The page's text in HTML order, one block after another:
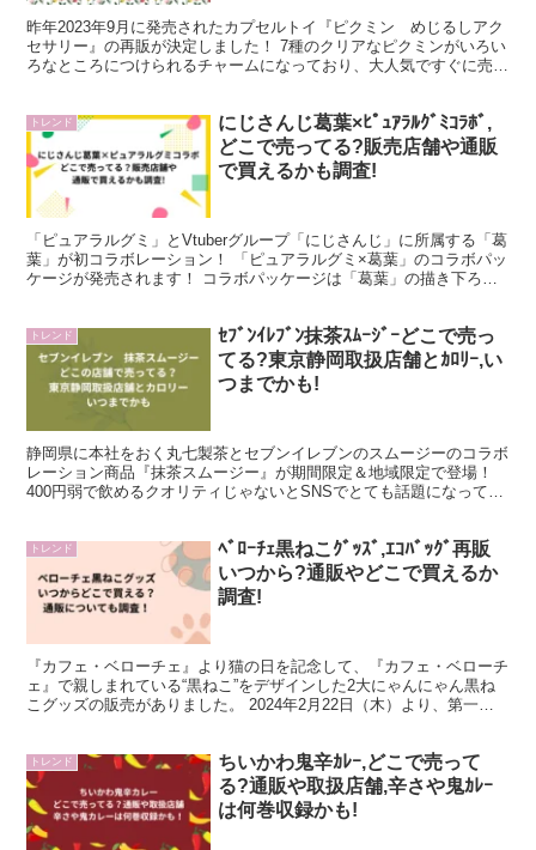
昨年2023年9月に発売されたカプセルトイ『ピクミン めじるしアク
セサリー』の再販が決定しました！ 7種のクリアなピクミンがいろい
ろなところにつけられるチャームになっており、大人気ですぐに売り
トレンド
にじさんじ葛葉×ﾋﾟｭｱﾗﾙｸﾞﾐｺﾗﾎﾞ,
どこで売ってる?販売店舗や通販
で買えるかも調査!
「ピュアラルグミ」とVtuberグループ「にじさんじ」に所属する「葛
葉」が初コラボレーション！ 「ピュアラルグミ×葛葉」のコラボパッ
ケージが発売されます！ コラボパッケージは「葛葉」の描き下ろし
トレンド
ｾﾌﾞﾝｲﾚﾌﾞﾝ抹茶ｽﾑｰｼﾞｰどこで売っ
てる?東京静岡取扱店舗とｶﾛﾘｰ,い
つまでかも!
静岡県に本社をおく丸七製茶とセブンイレブンのスムージーのコラボ
レーション商品『抹茶スムージー』が期間限定＆地域限定で登場！
400円弱で飲めるクオリティじゃないとSNSでとても話題になってい
トレンド
ﾍﾞﾛｰﾁｪ黒ねこｸﾞｯｽﾞ,ｴｺﾊﾞｯｸﾞ再販
いつから?通販やどこで買えるか
調査!
『カフェ・ベローチェ』より猫の日を記念して、『カフェ・ベローチ
ェ』で親しまれている“黒ねこ”をデザインした2大にゃんにゃん黒ね
こグッズの販売がありました。 2024年2月22日（木）より、第一弾
トレンド
ちいかわ鬼辛ｶﾚｰ,どこで売って
る?通販や取扱店舗,辛さや鬼ｶﾚｰ
は何巻収録かも!